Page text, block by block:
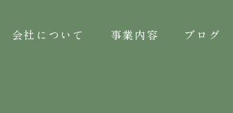
会社について 事業内容 ブログ